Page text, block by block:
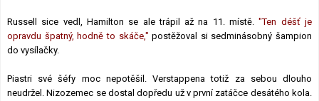
Russell sice vedl, Hamilton se ale trápil až na 11. místě."Ten déšť je
opravdu špatný, hodně to skáče," postěžoval si sedminásobný šampion
do vysílačky.
Piastri své šéfy moc nepotěšil. Verstappena totiž za sebou dlouho
neudržel. Nizozemec se dostal dopředu už v první zatáčce desátého kola.